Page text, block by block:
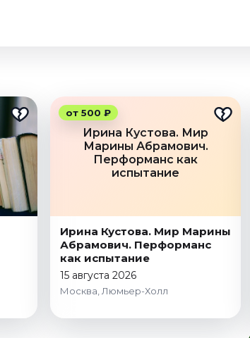
Ирина Кустова. Мир
Марины Абрамович.
Перформанс как
испытание
от 500 ₽
Ирина Кустова. Мир Марины
Абрамович. Перформанс
как испытание
15 августа 2026
Москва, Люмьер-Холл